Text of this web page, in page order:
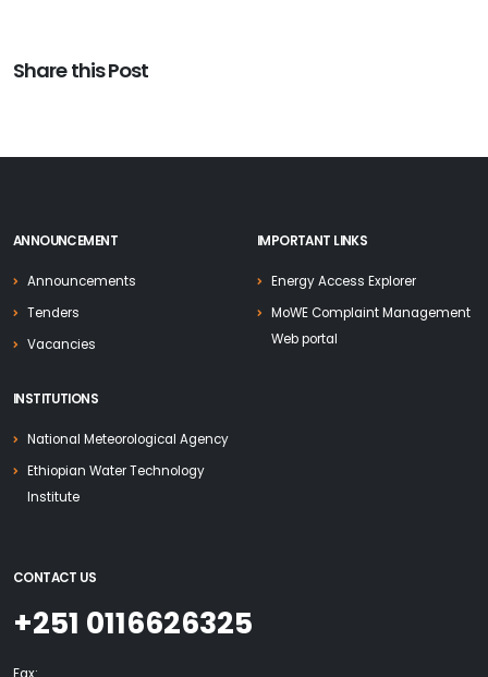
Share this Post
ANNOUNCEMENT
Announcements
Tenders
Vacancies
IMPORTANT LINKS
Energy Access Explorer
MoWE Complaint Management
Web portal
INSTITUTIONS
National Meteorological Agency
Ethiopian Water Technology
Institute
CONTACT US
+251 0116626325